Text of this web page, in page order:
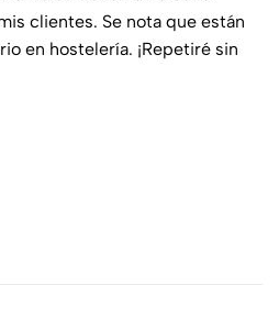
clientes. Se nota que están
en hostelería. ¡Repetiré sin